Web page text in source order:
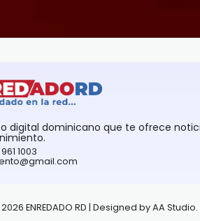
digital dominicano que te ofrece
1003
ENREDADO RD | Designed by AA Studio.